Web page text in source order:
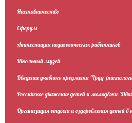
Наставничество
Сферум
Аттестация педагогических работников
Школьный музей
Введение учебного предмета "Труд
Российское движение детей и молодёжи
Организация отдыха и оздоровления детей в